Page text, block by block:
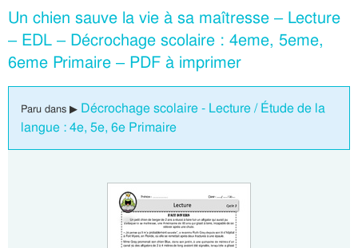
Un chien sauve la vie à sa maîtresse – Lecture
– EDL – Décrochage scolaire : 4eme, 5eme,
6eme Primaire – PDF à imprimer
Paru dans ▶ Décrochage scolaire - Lecture / Étude de la
langue : 4e, 5e, 6e Primaire